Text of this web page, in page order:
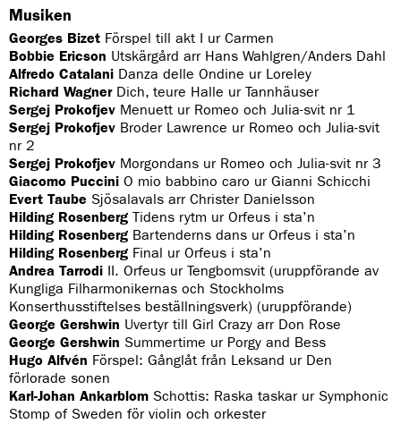
l
a
g
s
o
m
v
i
s
a
s
i
l
i
s
t
a
n
n
d
a
n
.
i
s
t
a
Musiken
Georges Bizet Förspel till akt I ur Carmen
Bobbie Ericson Utskärgård arr Hans Wahlgren/Anders Dahl
Alfredo Catalani Danza delle Ondine ur Loreley
Richard Wagner Dich, teure Halle ur Tannhäuser
Sergej Prokofjev Menuett ur Romeo och Julia-svit nr 1
Sergej Prokofjev Broder Lawrence ur Romeo och Julia-svit
nr 2
Sergej Prokofjev Morgondans ur Romeo och Julia-svit nr 3
Giacomo Puccini O mio babbino caro ur Gianni Schicchi
Evert Taube Sjösalavals arr Christer Danielsson
Hilding Rosenberg Tidens rytm ur Orfeus i sta’n
Hilding Rosenberg Bartenderns dans ur Orfeus i sta’n
Hilding Rosenberg Final ur Orfeus i sta’n
Andrea Tarrodi II. Orfeus ur Tengbomsvit (uruppförande av
Kungliga Filharmonikernas och Stockholms
Konserthusstiftelses beställningsverk) (uruppförande)
George Gershwin Uvertyr till Girl Crazy arr Don Rose
George Gershwin Summertime ur Porgy and Bess
Hugo Alfvén Förspel: Gånglåt från Leksand ur Den
förlorade sonen
Karl-Johan Ankarblom Schottis: Raska taskar ur Symphonic
Stomp of Sweden för violin och orkester